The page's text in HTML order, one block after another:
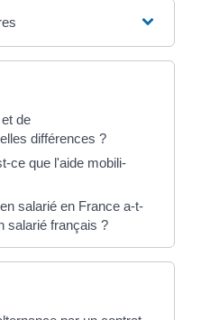
de
différences ?
ce que l'aide mobili-
salarié en France a-t-
salarié français ?